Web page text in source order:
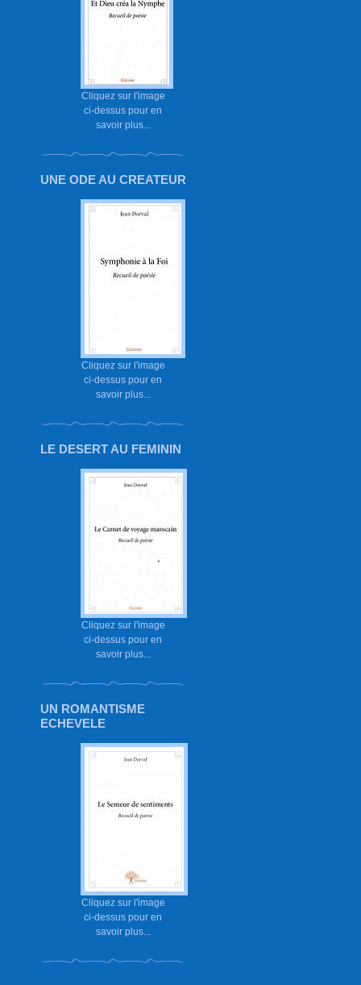
Cliquez sur l'image
ci-dessus pour en
savoir plus...
UNE ODE AU CREATEUR
Cliquez sur l'image
ci-dessus pour en
savoir plus...
LE DESERT AU FEMININ
Cliquez sur l'image
ci-dessus pour en
savoir plus...
UN ROMANTISME
ECHEVELE
Cliquez sur l'image
ci-dessus pour en
savoir plus...